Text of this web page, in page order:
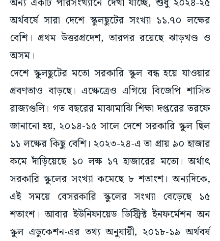
অর্থবর্ষে সারা দেশে স্কুলছুটের সংখ্যা ১১.৭০ লক্ষের
বেশি। প্রথম উত্তরপ্রদেশ, তারপর রয়েছে ঝাড়খণ্ড ও
অসম।
দেশে স্কুলছুটের মতো সরকারি স্কুল বন্ধ হয়ে যাওয়ার
প্রবণতাও বাড়ছে। এক্ষেত্রেও এগিয়ে বিজেপি শাসিত
রাজ্যগুলি। গত বছরের মাঝামাঝি শিক্ষা দপ্তরের তরফে
জানানো হয়, ২০১৪-১৫ সালে দেশে সরকারি স্কুল ছিল
১১ লক্ষের কিছু বেশি। ২০২৩-২৪-এ তা প্রায় ৯০ হাজার
কমে দাঁড়িয়েছে ১০ লক্ষ ১৭ হাজারের মতো। অর্থাৎ
সরকারি স্কুলের সংখ্যা কমেছে ৮ শতাংশ। অন্যদিকে,
এই সময়ে বেসরকারি স্কুলের সংখ্যা বেড়েছে ১৫
শতাংশ। আবার ইউনিফায়েড ডিস্ট্রিক্ট ইনফর্মেশন অন
স্কুল এডুকেশন-এর তথ্য অনুযায়ী, ২০১৮-১৯ অর্থবর্ষ